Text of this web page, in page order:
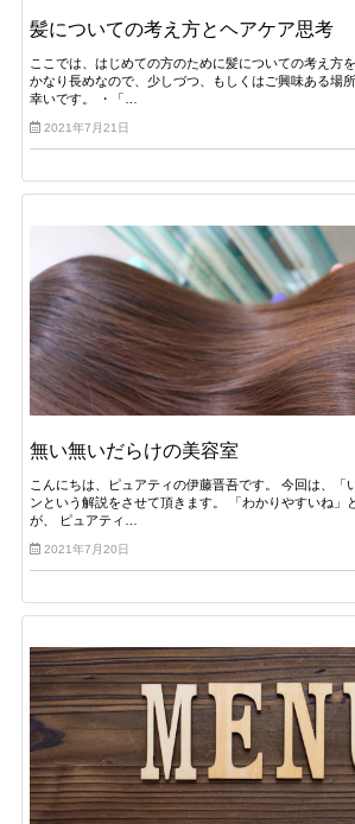
髪についての考え方とヘアケア思考
ここでは、はじめての方のために髪についての考え方
かなり長めなので、少しづつ、もしくはご興味ある場
幸いです。 ・「…
2021年7月21日
無い無いだらけの美容室
こんにちは、ピュアティの伊藤晋吾です。 今回は、「
ンという解説をさせて頂きます。 「わかりやすいね」
が、 ピュアティ…
2021年7月20日